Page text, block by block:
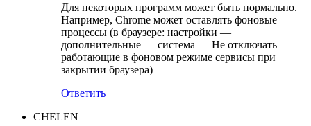
Для некоторых программ может быть нормально.
Например, Chrome может оставлять фоновые
процессы (в браузере: настройки —
дополнительные — система — Не отключать
работающие в фоновом режиме сервисы при
закрытии браузера)
Ответить
CHELEN